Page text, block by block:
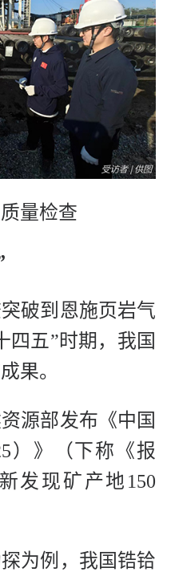
量检查
破到恩施页岩气
五”时期，我国
果。
源部发布《中国
）》（下称《报
发现矿产地150
为例，我国锆铪